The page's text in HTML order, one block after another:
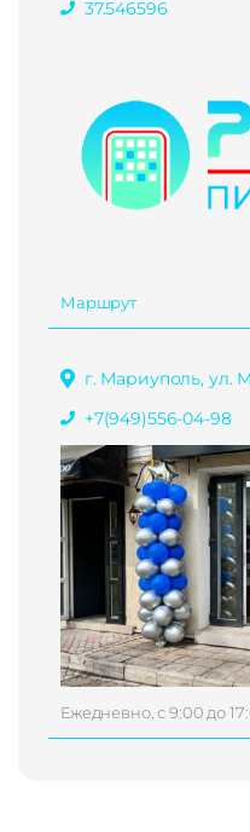
37.546596
Маршрут
г. Мариуполь, ул.
+7(949)556-04-98
Ежедневно, с 9:00 до